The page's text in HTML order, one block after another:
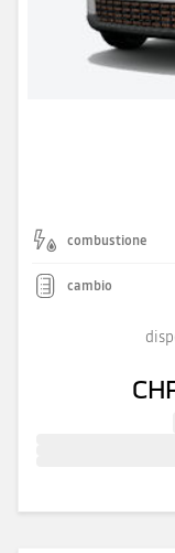
combustione
cambio